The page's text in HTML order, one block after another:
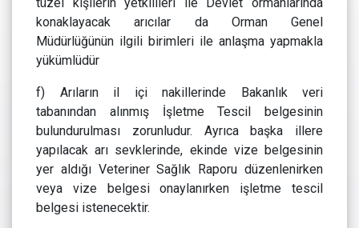
konaklayacak arıcılar da Orman Genel
Müdürlüğünün ilgili birimleri ile anlaşma yapmakla
yükümlüdür
f) Arıların il içi nakillerinde Bakanlık veri
tabanından alınmış İşletme Tescil belgesinin
bulundurulması zorunludur. Ayrıca başka illere
yapılacak arı sevklerinde, ekinde vize belgesinin
yer aldığı Veteriner Sağlık Raporu düzenlenirken
veya vize belgesi onaylanırken işletme tescil
belgesi istenecektir.